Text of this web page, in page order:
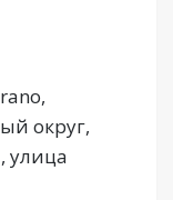
округ,
улица